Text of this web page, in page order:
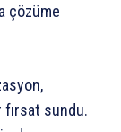
çözüme
sundu.